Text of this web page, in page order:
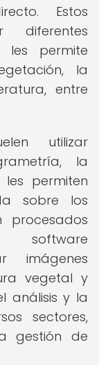
Estos
diferentes
permite
la
entre
utilizar
la
permiten
sobre los
procesados
software
imágenes
vegetal y
análisis y la
sectores,
gestión de